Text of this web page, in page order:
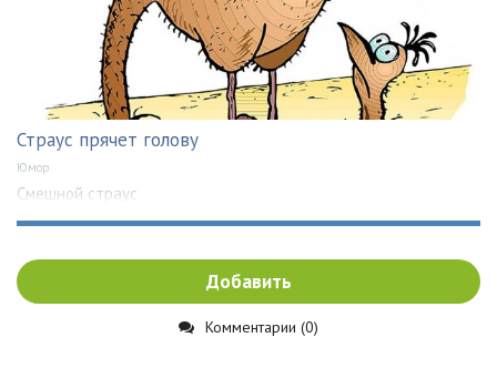
Страус прячет голову
Юмор
Смешной страус
Добавить
Комментарии (0)